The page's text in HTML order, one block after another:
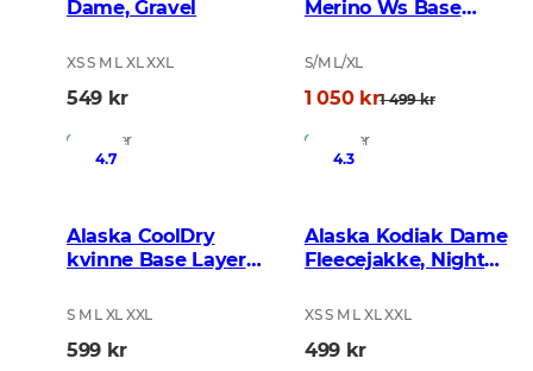
Dame, Gravel
XS S M L XL XXL
549 kr
På lager
Merino Ws Base
S/M L/XL
1 050 kr1 499 kr
På lager
4.7
Alaska CoolDry
kvinne Base Layer
S M L XL XXL
599 kr
4.3
Alaska Kodiak Dame
Fleecejakke, Night
XS S M L XL XXL
499 kr